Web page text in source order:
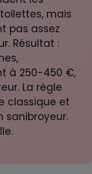
mais
pas assez
Résultat :
à 250-450 €,
La règle
classique et
sanibroyeur.